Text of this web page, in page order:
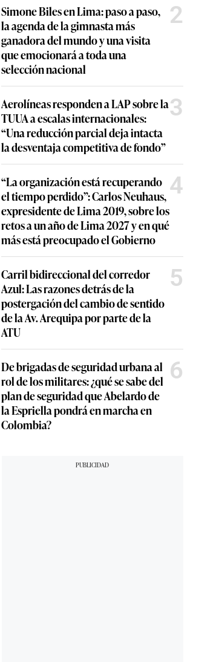
Simone Biles en Lima: paso a paso,
la agenda de la gimnasta más
ganadora del mundo y una visita
que emocionará a toda una
selección nacional
2
Aerolíneas responden a LAP sobre la
TUUA a escalas internacionales:
“Una reducción parcial deja intacta
la desventaja competitiva de fondo”
3
“La organización está recuperando
el tiempo perdido”: Carlos Neuhaus,
expresidente de Lima 2019, sobre los
retos a un año de Lima 2027 y en qué
más está preocupado el Gobierno
4
Carril bidireccional del corredor
Azul: Las razones detrás de la
postergación del cambio de sentido
de la Av. Arequipa por parte de la
ATU
5
De brigadas de seguridad urbana al
rol de los militares: ¿qué se sabe del
plan de seguridad que Abelardo de
la Espriella pondrá en marcha en
Colombia?
6